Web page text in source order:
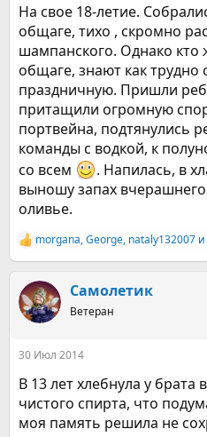
На свое 18-летие.
общаге, тихо , скромно
шампанского. Однако кто
общаге, знают как трудно
праздничную. Пришли
притащили огромную
портвейна, подтянулись
команды с водкой, к
со всем
. Напилась, в
выношу запах
оливье.
Р
е
к
ц
и
morgana,George, nataly132007
Самолетик
Ветеран
30 Июл 2014
В 13 лет хлебнула у брата
чистого спирта, что
моя память решила не